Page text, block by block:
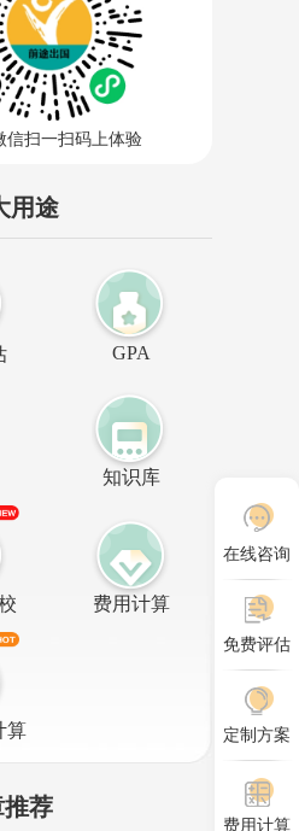
信扫一扫码上体验
用途
GPA
知识库
费用计算
算
荐
在线咨询
免费评估
定制方案
费用计算